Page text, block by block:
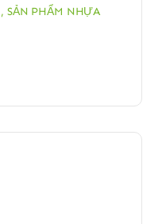
, SẢN PHẨM NHỰA